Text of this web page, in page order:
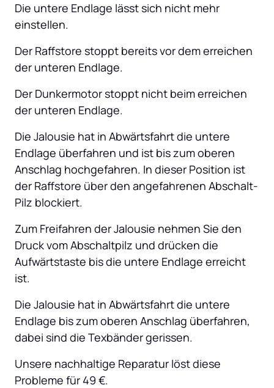
Die untere Endlage lässt sich nicht mehr
einstellen.
Der Raffstore stoppt bereits vor dem erreichen
der unteren Endlage.
Der Dunkermotor stoppt nicht beim erreichen
der unteren Endlage.
Die Jalousie hat in Abwärtsfahrt die untere
Endlage überfahren und ist bis zum oberen
Anschlag hochgefahren. In dieser Position ist
der Raffstore über den angefahrenen Abschalt-
Pilz blockiert.
Zum Freifahren der Jalousie nehmen Sie den
Druck vom Abschaltpilz und drücken die
Aufwärtstaste bis die untere Endlage erreicht
ist.
Die Jalousie hat in Abwärtsfahrt die untere
Endlage bis zum oberen Anschlag überfahren,
dabei sind die Texbänder gerissen.
Unsere nachhaltige Reparatur löst diese
Probleme für 49 €.